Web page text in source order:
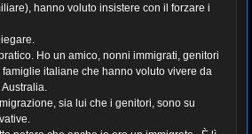
hanno voluto insistere con il forzare i
Ho un amico, nonni immigrati, genitori
italiane che hanno voluto vivere da
sia lui che i genitori, sono su